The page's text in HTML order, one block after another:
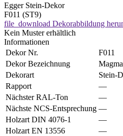
Egger Stein-Dekor
F011 (ST9)
file_download Dekorabbildung
Kein Muster erhältlich
Informationen
Dekor Nr.
F011
Dekor Bezeichnung
Dekorart
Stein-
Rapport
—
Nächster RAL-Ton
—
Nächste NCS-Entsprechung —
Holzart DIN 4076-1
—
Holzart EN 13556
—